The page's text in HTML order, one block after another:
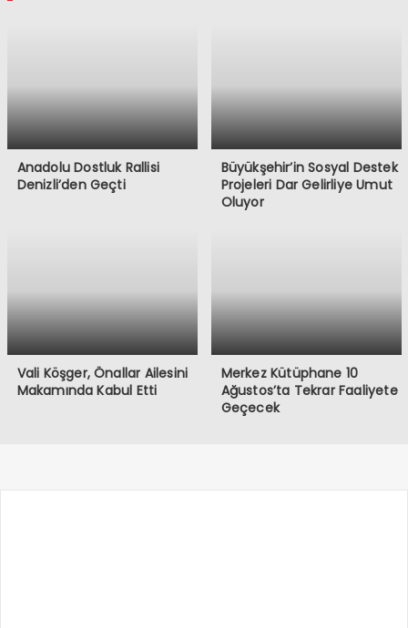
Anadolu Dostluk Rallisi
Denizli’den Geçti
Büyükşehir’in Sosyal Destek
Projeleri Dar Gelirliye Umut
Oluyor
Vali Köşger, Önallar Ailesini
Makamında Kabul Etti
Merkez Kütüphane 10
Ağustos’ta Tekrar Faaliyete
Geçecek